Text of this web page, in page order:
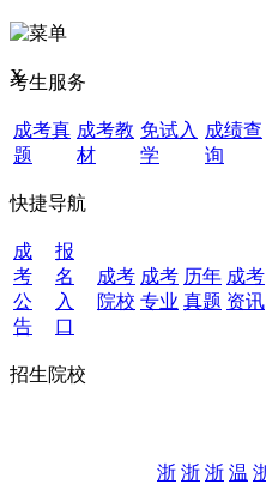
X
考生服务
成考真
题
成考教
材
免试入
学
成绩查
询
快捷导航
成
考
公
告
报
名
入
口
成考
院校
成考
专业
历年
真题
成考
资讯
招生院校
浙 浙 浙 温